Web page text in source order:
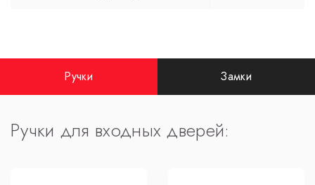
Ручки Замки
Ручки для входных дверей: